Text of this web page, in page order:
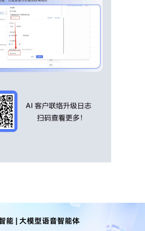
能 | 大模型语音智能体